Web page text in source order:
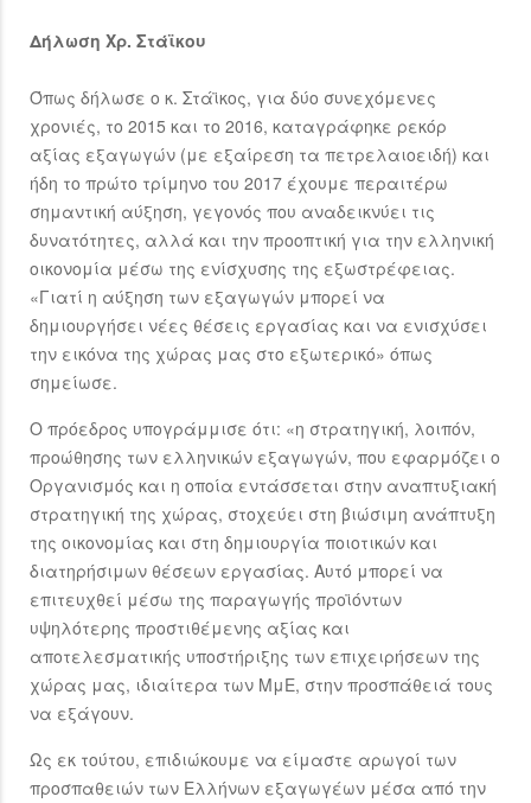
Δήλωση Χρ. Στάϊκου
Όπως δήλωσε ο κ. Στάϊκος, για δύο συνεχόμενες
χρονιές, το 2015 και το 2016, καταγράφηκε ρεκόρ
αξίας εξαγωγών (με εξαίρεση τα πετρελαιοειδή) και
ήδη το πρώτο τρίμηνο του 2017 έχουμε περαιτέρω
σημαντική αύξηση, γεγονός που αναδεικνύει τις
δυνατότητες, αλλά και την προοπτική για την ελληνική
οικονομία μέσω της ενίσχυσης της εξωστρέφειας.
«Γιατί η αύξηση των εξαγωγών μπορεί να
δημιουργήσει νέες θέσεις εργασίας και να ενισχύσει
την εικόνα της χώρας μας στο εξωτερικό» όπως
σημείωσε.
Ο πρόεδρος υπογράμμισε ότι: «η στρατηγική, λοιπόν,
προώθησης των ελληνικών εξαγωγών, που εφαρμόζει ο
Οργανισμός και η οποία εντάσσεται στην αναπτυξιακή
στρατηγική της χώρας, στοχεύει στη βιώσιμη ανάπτυξη
της οικονομίας και στη δημιουργία ποιοτικών και
διατηρήσιμων θέσεων εργασίας. Αυτό μπορεί να
επιτευχθεί μέσω της παραγωγής προϊόντων
υψηλότερης προστιθέμενης αξίας και
αποτελεσματικής υποστήριξης των επιχειρήσεων της
χώρας μας, ιδιαίτερα των ΜμΕ, στην προσπάθειά τους
να εξάγουν.
Ως εκ τούτου, επιδιώκουμε να είμαστε αρωγοί των
προσπαθειών των Ελλήνων εξαγωγέων μέσα από την